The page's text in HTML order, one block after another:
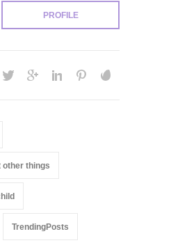
PROFILE
other things
TrendingPosts